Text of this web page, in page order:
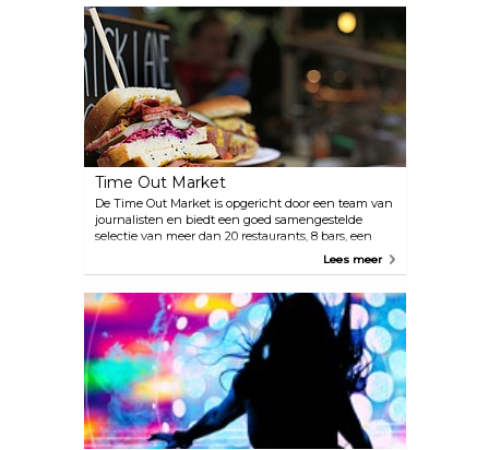
Time Out Market
De Time Out Market is opgericht door een team van
journalisten en biedt een goed samengestelde
selectie van meer dan 20 restaurants, 8 bars, een
poppodium en marktverkopers, “allemaal met het
om te bezoeken. Ze bieden ook kookcursussen,
livemuziek en andere speciale evenementen aan.
Als bewijs van het succes zijn Time Out Markets
geopend op verschillende locaties over de hele
wereld.
Lees meer